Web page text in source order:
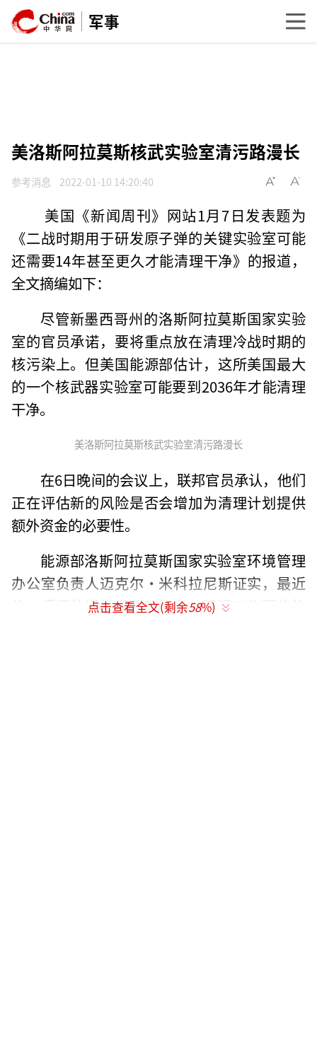
军事
美洛斯阿拉莫斯核武实验室清污路漫长
参考消息 2022-01-10 14:20:40
美国《新闻周刊》网站1月7日发表题为
《二战时期用于研发原子弹的关键实验室可能
还需要14年甚至更久才能清理干净》的报道，
全文摘编如下：
尽管新墨西哥州的洛斯阿拉莫斯国家实验
室的官员承诺，要将重点放在清理冷战时期的
核污染上。但美国能源部估计，这所美国最大
的一个核武器实验室可能要到2036年才能清理
干净。
美洛斯阿拉莫斯核武实验室清污路漫长
在6日晚间的会议上，联邦官员承认，他们
正在评估新的风险是否会增加为清理计划提供
额外资金的必要性。
能源部洛斯阿拉莫斯国家实验室环境管理
办公室负责人迈克尔·米科拉尼斯证实，最近
的一项评估提供了新的信息，清理工作面临的
点击查看全文(剩余58%)